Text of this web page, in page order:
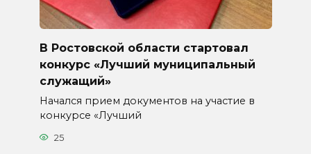
В Ростовской области стартовал
конкурс «Лучший муниципальный
служащий»
Начался прием документов на участие в
конкурсе «Лучший
25